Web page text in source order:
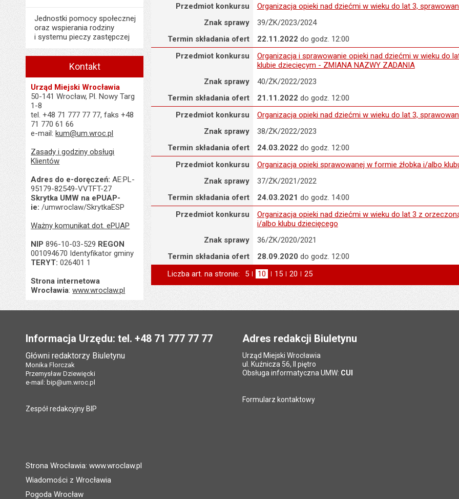
Jednostki pomocy społecznej
oraz wspierania rodziny
i systemu pieczy zastępczej
Kontakt
Urząd Miejski Wrocławia
50-141 Wrocław, Pl. Nowy Targ
1-8
tel. +48 71 777 77 77, faks +48
71 770 61 66
e-mail:kum@um.wroc.pl
Zasady i godziny obsługi
Klientów
Adres do e-doręczeń: AE:PL-
95179-82549-VVTFT-27
Skrytka UMW na ePUAP-
ie: /umwroclaw/SkrytkaESP
Ważny komunikat dot. ePUAP
NIP 896-10-03-529 REGON
001094670 Identyfikator gminy
TERYT: 026401 1
Strona internetowa
Wrocławia:www.wroclaw.pl
Przedmiot konkursu : Organizacja opieki nad dziećmi w wieku do lat 3, sprawowanej przez
Przedmiot konkursu
Organizacja opieki nad dziećmi w wieku do lat 3,
Znak sprawy
39/ŻK/2023/2024
Termin składania ofert
22.11.2022 do godz. 12:00
Przedmiot konkursu : Organizacja i sprawowanie opieki nad dziećmi w wieku do lat 3 z
Przedmiot konkursu
Organizacja i sprawowanie opieki nad dziećmi w wieku do
klubie dziecięcym - ZMIANA NAZWY ZADANIA
Znak sprawy
40/ŻK/2022/2023
Termin składania ofert
21.11.2022 do godz. 12:00
Przedmiot konkursu : Organizacja opieki nad dziećmi w wieku do lat 3, sprawowanej w
Przedmiot konkursu
Organizacja opieki nad dziećmi w wieku do lat 3,
Znak sprawy
38/ŻK/2022/2023
Termin składania ofert
24.03.2022 do godz. 12:00
Przedmiot konkursu : Organizacja opieki sprawowanej w formie żłobka i/albo klubu
Przedmiot konkursu
Organizacja opieki sprawowanej w formie żłobka i/albo
Znak sprawy
37/ŻK/2021/2022
Termin składania ofert
24.03.2021 do godz. 14:00
Przedmiot konkursu : Organizacja opieki nad dziećmi w wieku do lat 3 z orzeczoną
Przedmiot konkursu
Organizacja opieki nad dziećmi w wieku do lat 3 z
i/albo klubu dziecięcego
Znak sprawy
36/ŻK/2020/2021
Termin składania ofert
28.09.2020 do godz. 12:00
Liczba art. na stronie:
Pokaż
5 elementów na stronie
Pokaż
10 elementów
na stronie
Pokaż
15 elementów
na stronie
Pokaż
20 elementów
na stronie
Pokaż
25
na stronie
Informacja Urzędu: tel. +48 71 777 77 77
Główni redaktorzy Biuletynu
Monika Florczak
Przemysław Dziewięcki
e-mail: bip@um.wroc.pl
Zespół redakcyjny BIP
Adres redakcji Biuletynu
Urząd Miejski Wrocławia
ul. Kuźnicza 56, II piętro
Obsługa informatyczna UMW: CUI
Formularz kontaktowy
Strona Wrocławia: www.wroclaw.pl
Wiadomości z Wrocławia
Pogoda Wrocław